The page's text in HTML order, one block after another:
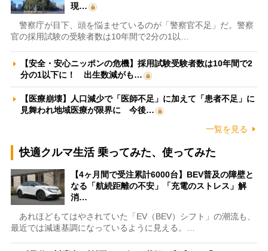
現…
警察庁が目下、頭を悩ませているのが「警察官不足」だ。警察
官の採用試験の受験者数は10年間で2分の1以…
【安全・安心ニッポンの危機】採用試験受験者数は10年間で2
分の1以下に！ 出生数減がも…
【医療崩壊】人口減少で「医師不足」に加えて「患者不足」に
見舞われ地域医療が限界に 今後…
一覧を見る
快適クルマ生活 乗ってみた、使ってみた
【4ヶ月間で受注累計6000台】BEV普及の障壁と
なる「航続距離の不安」「充電のストレス」解
消…
あれほどもてはやされていた「EV（BEV）シフト」の潮流も、
最近では減速基調になっているように見える。…